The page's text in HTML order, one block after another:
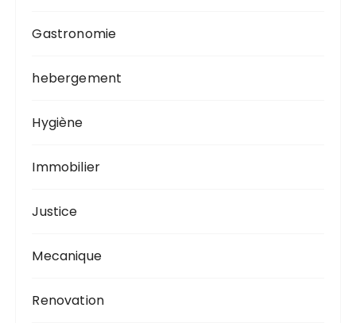
Gastronomie
hebergement
Hygiène
Immobilier
Justice
Mecanique
Renovation